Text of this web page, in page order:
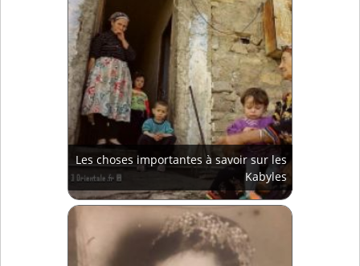
Les choses importantes à savoir sur les
Kabyles